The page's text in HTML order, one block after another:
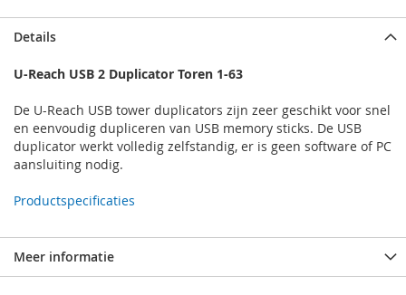
Details
U-Reach USB 2 Duplicator Toren 1-63
De U-Reach USB tower duplicators zijn zeer geschikt voor snel
en eenvoudig dupliceren van USB memory sticks. De USB
duplicator werkt volledig zelfstandig, er is geen software of PC
aansluiting nodig.
Productspecificaties
Meer informatie